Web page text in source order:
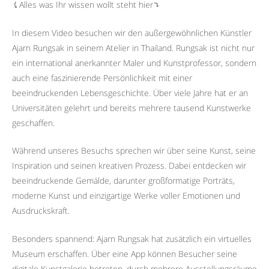
⤹Alles was Ihr wissen wollt steht hier⤵︎
In diesem Video besuchen wir den außergewöhnlichen Künstler
Ajarn Rungsak in seinem Atelier in Thailand. Rungsak ist nicht nur
ein international anerkannter Maler und Kunstprofessor, sondern
auch eine faszinierende Persönlichkeit mit einer
beeindruckenden Lebensgeschichte. Über viele Jahre hat er an
Universitäten gelehrt und bereits mehrere tausend Kunstwerke
geschaffen.
Während unseres Besuchs sprechen wir über seine Kunst, seine
Inspiration und seinen kreativen Prozess. Dabei entdecken wir
beeindruckende Gemälde, darunter großformatige Porträts,
moderne Kunst und einzigartige Werke voller Emotionen und
Ausdruckskraft.
Besonders spannend: Ajarn Rungsak hat zusätzlich ein virtuelles
Museum erschaffen. Über eine App können Besucher seine